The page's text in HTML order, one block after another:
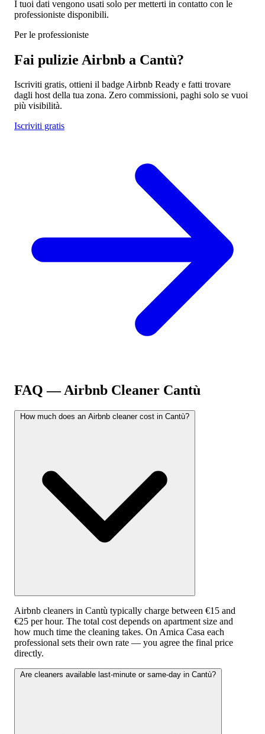
I tuoi dati vengono usati solo per metterti in contatto con le
professioniste disponibili.
Per le professioniste
Fai pulizie Airbnb a Cantù?
Iscriviti gratis, ottieni il badge Airbnb Ready e fatti trovare
dagli host della tua zona. Zero commissioni, paghi solo se vuoi
più visibilità.
Iscriviti gratis
FAQ — Airbnb Cleaner Cantù
How much does an Airbnb cleaner cost in Cantù?
Airbnb cleaners in Cantù typically charge between €15 and
€25 per hour. The total cost depends on apartment size and
how much time the cleaning takes. On Amica Casa each
professional sets their own rate — you agree the final price
directly.
Are cleaners available last-minute or same-day in Cantù?